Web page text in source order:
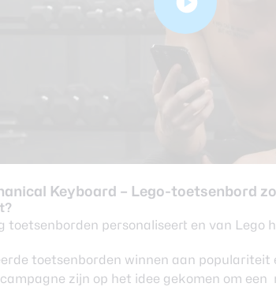
Keyboard – Lego-toetsenbord
toetsenborden personaliseert en van Lego
toetsenborden winnen aan populariteit
zijn op het idee gekomen om